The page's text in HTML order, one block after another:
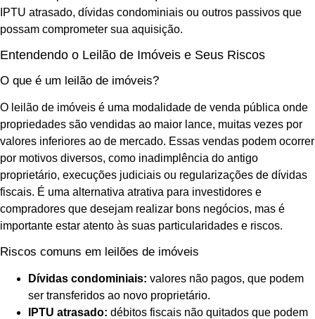
IPTU atrasado, dívidas condominiais ou outros passivos que
possam comprometer sua aquisição.
Entendendo o Leilão de Imóveis e Seus Riscos
O que é um leilão de imóveis?
O leilão de imóveis é uma modalidade de venda pública onde
propriedades são vendidas ao maior lance, muitas vezes por
valores inferiores ao de mercado. Essas vendas podem ocorrer
por motivos diversos, como inadimplência do antigo
proprietário, execuções judiciais ou regularizações de dívidas
fiscais. É uma alternativa atrativa para investidores e
compradores que desejam realizar bons negócios, mas é
importante estar atento às suas particularidades e riscos.
Riscos comuns em leilões de imóveis
Dívidas condominiais: valores não pagos, que podem
ser transferidos ao novo proprietário.
IPTU atrasado: débitos fiscais não quitados que podem